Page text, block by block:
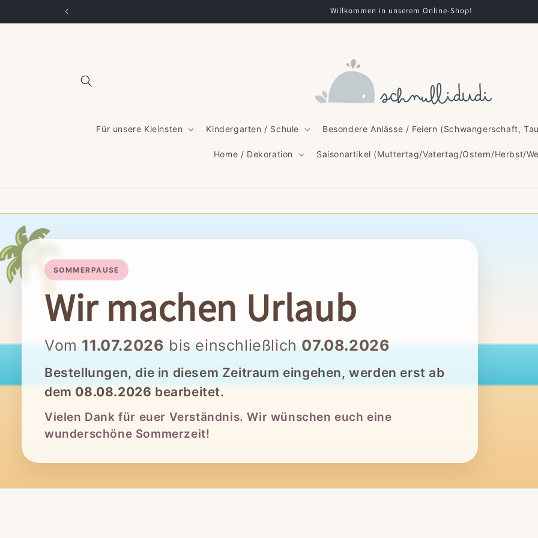
Inhalt
Willkommen in unserem Online-Shop!
Für unsere Kleinsten Kindergarten / Schule Besondere Anlässe / Feiern (Schwangerschaft,
Home / Dekoration Saisonartikel (Muttertag/Vatertag/Ostern/Herbst/
SOMMERPAUSE
Wir machen Urlaub
Vom 11.07.2026 bis einschließlich 07.08.2026
Bestellungen, die in diesem Zeitraum eingehen, werden erst ab
dem 08.08.2026 bearbeitet.
Vielen Dank für euer Verständnis. Wir wünschen euch eine
wunderschöne Sommerzeit!